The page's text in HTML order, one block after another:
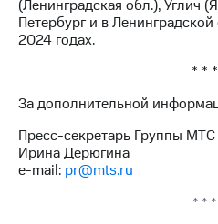
Описание
Еврооблигации-2023
Уведомление
облигаций
Другое
Регистратор
Реквизиты
(Ленинградская обл.), Углич
Петербург и в
2024 годах.
* * *
За дополнительной
Пресс-секретарь Группы МТС
Ирина Дерюгина
e-mail: pr@mts.ru
* * *